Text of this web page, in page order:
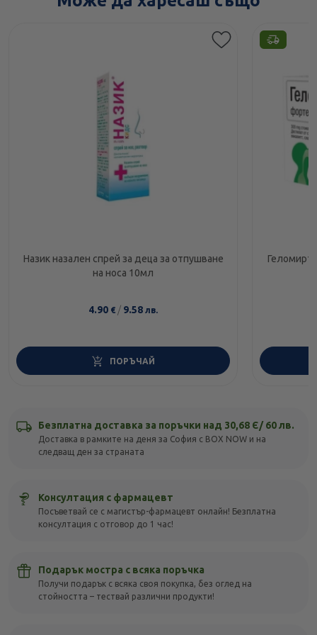
Назик назален спрей за деца за отпушване
на носа 10мл
4.90 € / 9.58 лв.
ПОРЪЧАЙ
Безплатна доставка за поръчки над 30,68 Є/ 60 лв.
Доставка в рамките на деня за София с BOX NOW и на
следващ ден за страната
Консултация с фармацевт
Посъветвай се с магистър-фармацевт онлайн! Безплатна
консултация с отговор до 1 час!
Подарък мостра с всяка поръчка
Получи подарък с всяка своя покупка, без оглед на
стойността – тествай различни продукти!